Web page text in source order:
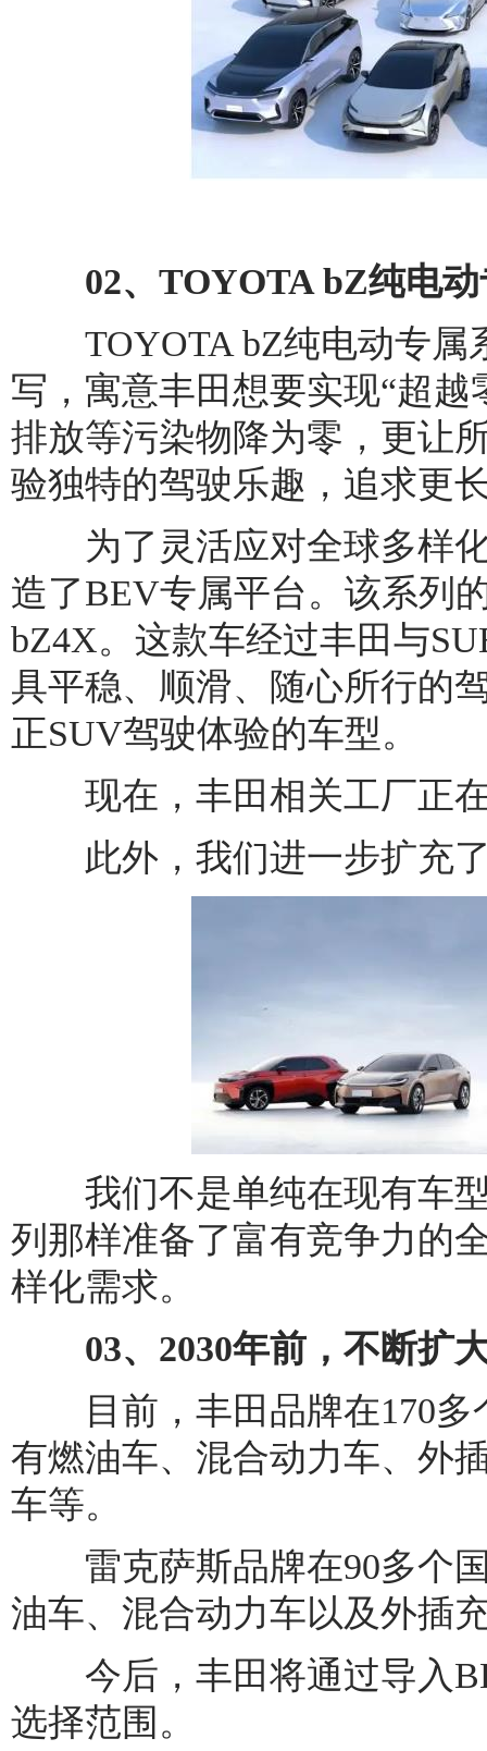
02、TOYOTA bZ纯电动
TOYOTA bZ纯电动专属系
写，寓意丰田想要实现“超
排放等污染物降为零，更让
验独特的驾驶乐趣，追求更
为了灵活应对全球多样化
造了BEV专属平台。该系列
bZ4X。这款车经过丰田与
具平稳、顺滑、随心所行的
正SUV驾驶体验的车型。
现在，丰田相关工厂正在
此外，我们进一步扩充了
我们不是单纯在现有车型
列那样准备了富有竞争力的
样化需求。
03、2030年前，不断扩
目前，丰田品牌在170多
有燃油车、混合动力车、外
车等。
雷克萨斯品牌在90多个国
油车、混合动力车以及外插
今后，丰田将通过导入
选择范围。